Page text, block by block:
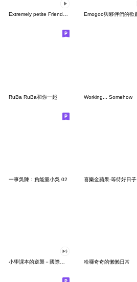
Extremely petite Friends -Autumn-
RuBa RuBa和你一起 Working... Somehow
一事吳陳：負能量小吳 02 喜樂金蘋果-等待好日子
小學課本的逆襲－國際注音版 哈囉奇奇的懶懶日常